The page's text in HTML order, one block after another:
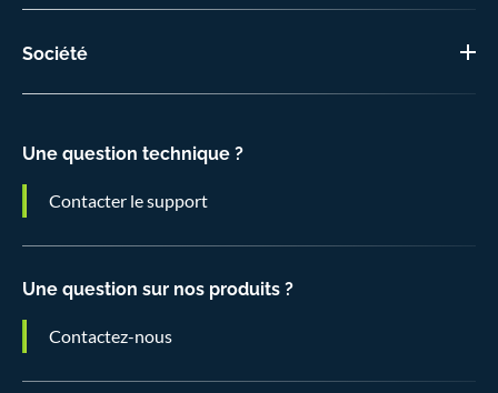
Société
Une question technique ?
Contacter le support
Une question sur nos produits ?
Contactez-nous